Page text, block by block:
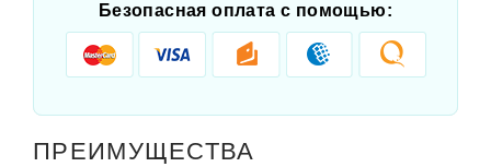
Безопасная оплата с помощью:
ПРЕИМУЩЕСТВА